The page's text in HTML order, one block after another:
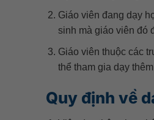
Giáo viên đang dạy
sinh mà giáo viên đó
Giáo viên thuộc các
thể tham gia dạy
Quy định về